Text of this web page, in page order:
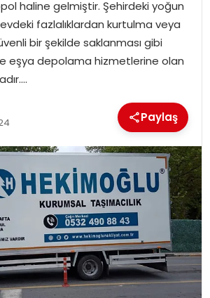
haline gelmiştir. Şehirdeki yoğun
fazlalıklardan kurtulma veya
bir şekilde saklanması gibi
eşya depolama hizmetlerine olan
Paylaş